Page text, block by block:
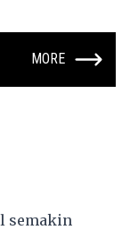
MORE
semakin